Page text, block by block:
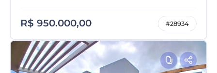
R$ 950.000,00 #28934